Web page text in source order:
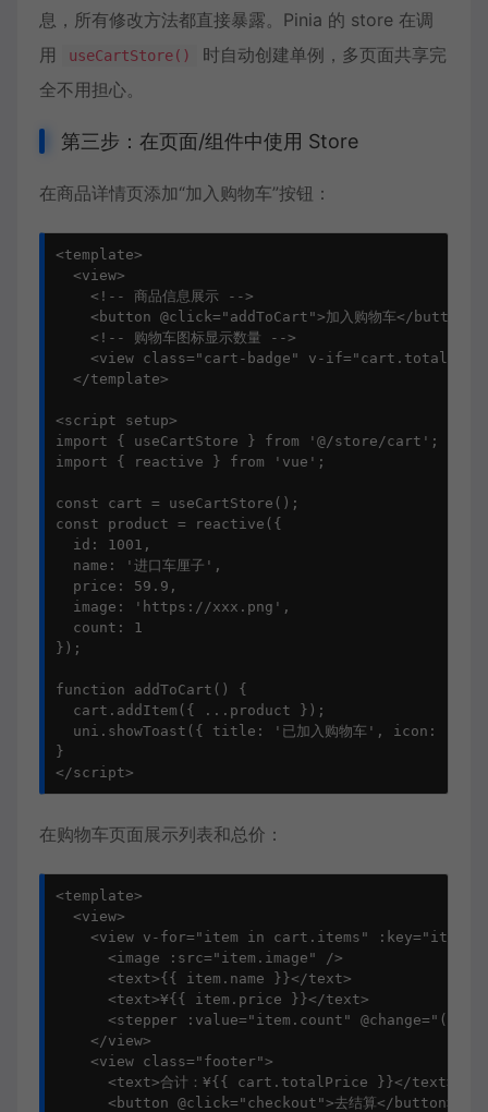
息，所有修改方法都直接暴露。Pinia 的 store 在调
用
useCartStore()
时自动创建单例，多页面共享完
全不用担心。
第三步：在页面/组件中使用 Store
在商品详情页添加“加入购物车”按钮：
<template>
  <view>
    <!-- 商品信息展示 -->
    <button @click="addToCart">加入购物车</button>
    <!-- 购物车图标显示数量 -->
<view class="cart-badge" v-
  </template>
<script setup>
import { useCartStore } from '@/store/cart';
import { reactive } from 'vue';
const cart = useCartStore();
const product = reactive({
  id: 1001,
  name: '进口车厘子',
  price: 59.9,
  image: 'https://xxx.png',
  count: 1
});
function addToCart() {
  cart.addItem({ ...product });
uni.showToast({ title: '已加入购物车', icon:
}
</script>
在购物车页面展示列表和总价：
<template>
  <view>
<view v-for="item in cart.items"
      <image :src="item.image" />
      <text>{{ item.name }}</text>
      <text>¥{{ item.price }}</text>
<stepper :value="item.count"
    </view>
    <view class="footer">
      <text>合计：¥{{ cart.totalPrice }}</text>
      <button @click="checkout">去结算</button>